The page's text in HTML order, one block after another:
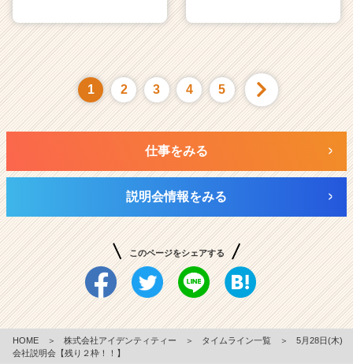
1 2 3 4 5
仕事をみる
説明会情報をみる
このページをシェアする
HOME ＞ 株式会社アイデンティティー ＞ タイムライン一覧 ＞
5月28日(木)
会社説明会【残り２枠！！】